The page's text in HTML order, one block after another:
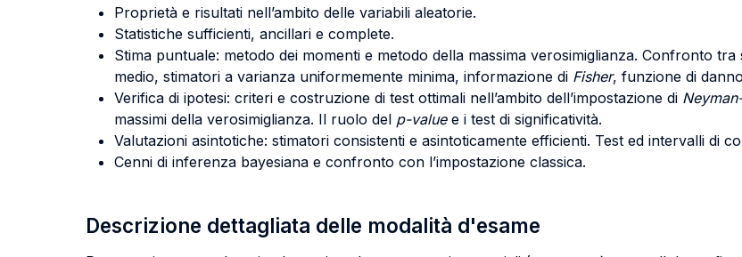
Proprietà e risultati nell’ambito delle variabili aleatorie.
Statistiche sufficienti, ancillari e complete.
Stima puntuale: metodo dei momenti e metodo della massima verosimiglianza. Confronto
medio, stimatori a varianza uniformemente minima, informazione di Fisher, funzione di
Verifica di ipotesi: criteri e costruzione di test ottimali nell’ambito dell’impostazione di
massimi della verosimiglianza. Il ruolo del p-valuee i test di significatività.
Valutazioni asintotiche: stimatori consistenti e asintoticamente efficienti. Test ed intervalli di
Cenni di inferenza bayesiana e confronto con l’impostazione classica.
Descrizione dettagliata delle modalità d'esame